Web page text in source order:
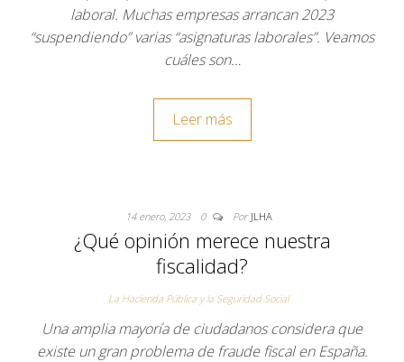
laboral. Muchas empresas arrancan 2023
“suspendiendo” varias “asignaturas laborales”. Veamos
cuáles son…
Leer más
14 enero, 2023 0 Por JLHA
¿Qué opinión merece nuestra
fiscalidad?
La Hacienda Pública y la Seguridad Social
Una amplia mayoría de ciudadanos considera que
existe un gran problema de fraude fiscal en España.